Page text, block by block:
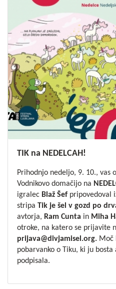
TIK na NEDELCAH!
Prihodnjo nedeljo, 9. 10., vas
Vodnikovo domačijo na
igralecBlaž Šefpripovedoval
stripa Tik je šel v gozd po
avtorja, Ram Cunta in Miha
otroke, na katero se prijavite
prijava@divjamisel.org.Moč
pobarvankoo Tiku, ki ju bosta
podpisala.